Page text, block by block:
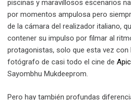
piscinas y maravillosos escenarios
por momentos ampulosa pero
de la cámara del realizador italiano,
contener su impulso por filmar al
protagonistas, solo que esta vez con
fotógrafo de casi todo el cine de
Sayombhu Mukdeeprom.
Pero hay también profundas